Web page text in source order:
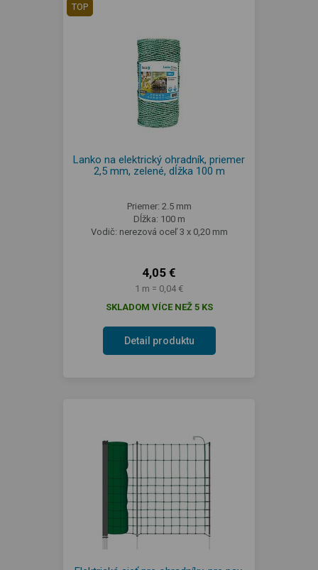
TOP
Lanko na elektrický ohradník, priemer
2,5 mm, zelené, dĺžka 100 m
Priemer: 2.5 mm
Dĺžka: 100 m
Vodič: nerezová oceľ 3 x 0,20 mm
4,05 €
1 m = 0,04 €
SKLADOM VÍCE NEŽ 5 KS
Detail produktu